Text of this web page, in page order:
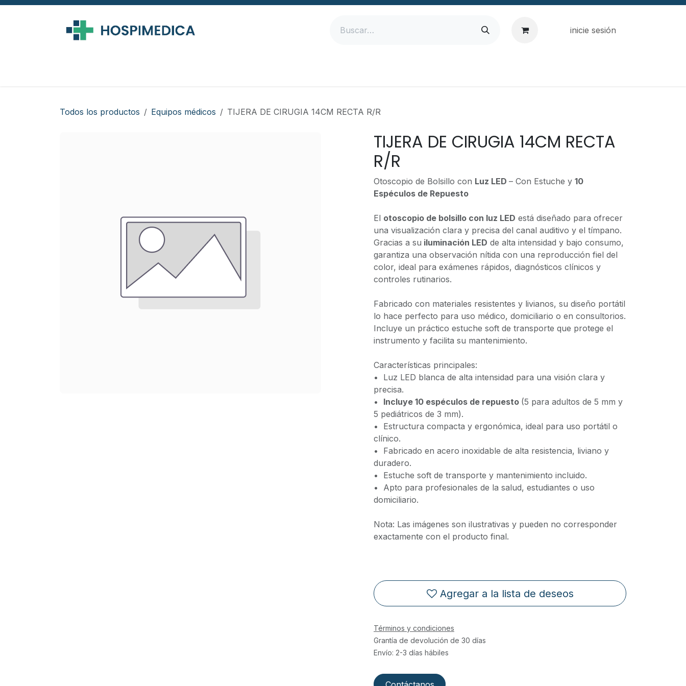
Ir al contenido
inicie sesión
Todos los productos Equipos médicos TIJERA DE CIRUGIA 14CM RECTA R/R
TIJERA DE CIRUGIA 14CM RECTA
R/R
Otoscopio de Bolsillo con Luz LED – Con Estuche y 10
Espéculos de Repuesto
El otoscopio de bolsillo con luz LED está diseñado para ofrecer
una visualización clara y precisa del canal auditivo y el tímpano.
Gracias a su iluminación LED de alta intensidad y bajo consumo,
garantiza una observación nítida con una reproducción fiel del
color, ideal para exámenes rápidos, diagnósticos clínicos y
controles rutinarios.
Fabricado con materiales resistentes y livianos, su diseño portátil
lo hace perfecto para uso médico, domiciliario o en consultorios.
Incluye un práctico estuche soft de transporte que protege el
instrumento y facilita su mantenimiento.
Características principales:
•⁠ ⁠Luz LED blanca de alta intensidad para una visión clara y
precisa.
•⁠ ⁠ Incluye 10 espéculos de repuesto (5 para adultos de 5 mm y
5 pediátricos de 3 mm).
•⁠ ⁠Estructura compacta y ergonómica, ideal para uso portátil o
clínico.
•⁠ ⁠Fabricado en acero inoxidable de alta resistencia, liviano y
duradero.
•⁠ ⁠Estuche soft de transporte y mantenimiento incluido.
•⁠ ⁠Apto para profesionales de la salud, estudiantes o uso
domiciliario.
Nota: Las imágenes son ilustrativas y pueden no corresponder
exactamente con el producto final.
Agregar a la lista de deseos
Términos y condiciones
Grantía de devolución de 30 días
Envío: 2-3 días hábiles